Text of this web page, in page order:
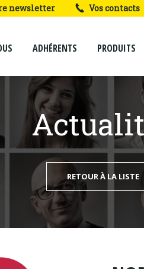
newsletter Vos contacts
ADHÉRENTS PRODUITS
RETOUR À LA LISTE